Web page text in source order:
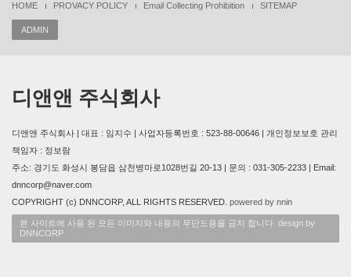
HOME PROVACY POLICY Email Collecting Prohibition SITEMAP
ADMIN
디앤앤 주식회사
디앤앤 주식회사 | 대표 : 임지수 | 사업자등록번호 : 523-88-00646 | 개인정보보호 관리
책임자 : 정보람
주소: 경기도 화성시 봉담읍 삼천병마로1028번길 20-13 | 문의 : 031-305-2233 | Email:
dnncorp@naver.com
COPYRIGHT (c) DNNCORP, ALL RIGHTS RESERVED. powered by nnin
본 사이트에 사용 된 모든 이미지와 내용의 무단도용을 금지 합니다. design by
DNNCORP